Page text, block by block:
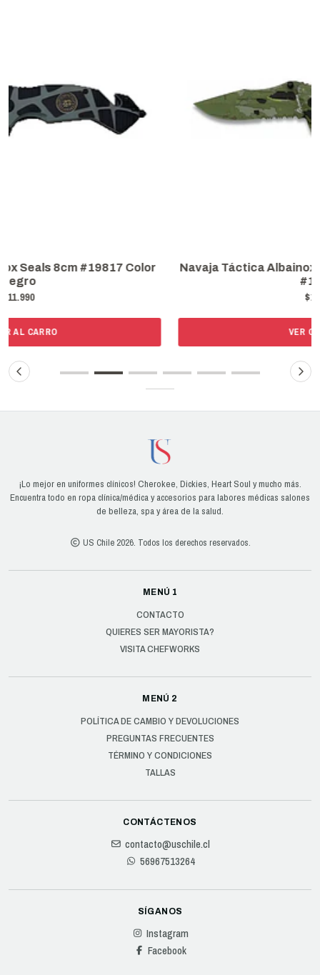
Navaja Táctica Albainox Army Camo 8.7 Camuflaje
¡Lo mejor en uniformes clínicos! Cherokee, Dickies, Heart Soul y mucho más.
Encuentra todo en ropa clínica/médica y accesorios para labores médicas salones
de belleza, spa y área de la salud.
US Chile 2026. Todos los derechos reservados.
MENÚ 1
CONTACTO
QUIERES SER MAYORISTA?
VISITA CHEFWORKS
MENÚ 2
POLÍTICA DE CAMBIO Y DEVOLUCIONES
PREGUNTAS FRECUENTES
TÉRMINO Y CONDICIONES
TALLAS
CONTÁCTENOS
contacto@uschile.cl
56967513264
SÍGANOS
Instagram
Facebook